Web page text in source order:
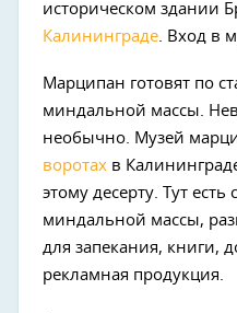
историческом здании
Калининграде. Вход в
Марципан готовят по
миндальной массы.
необычно. Музей
воротах в
этому десерту. Тут
миндальной массы,
для запекания, книги,
рекламная продукция.